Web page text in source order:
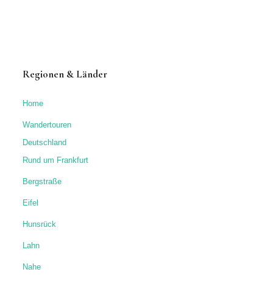
Regionen & Länder
Home
Wandertouren
Deutschland
Rund um Frankfurt
Bergstraße
Eifel
Hunsrück
Lahn
Nahe